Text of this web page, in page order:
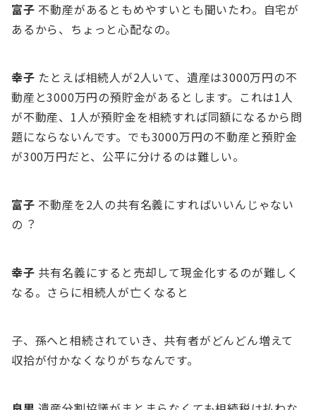
富⼦ 不動産があるともめやすいとも聞いたわ。⾃宅が
あるから、ちょっと⼼配なの。
幸⼦ たとえば相続⼈が2⼈いて、遺産は3000万円の不
動産と3000万円の預貯⾦があるとします。これは1⼈
が不動産、1⼈が預貯⾦を相続すれば同額になるから問
題にならないんです。でも3000万円の不動産と預貯⾦
が300万円だと、公平に分けるのは難しい。
富⼦ 不動産を2⼈の共有名義にすればいいんじゃない
の︖
幸⼦ 共有名義にすると売却して現⾦化するのが難しく
なる。さらに相続⼈が亡くなると
⼦、孫へと相続されていき、共有者がどんどん増えて
収拾が付かなくなりがちなんです。